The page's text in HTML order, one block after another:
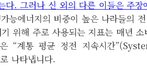
다. 그러나 신 외의 다른 이들은 주
능에너지의 비중이 높은 나라들의
위해 주로 사용되는 지표는 매년 소
“계통 평균 정전 지속시간
나타냅니다.